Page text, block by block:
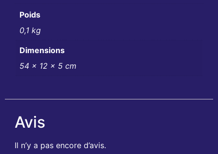
Poids
0,1 kg
Dimensions
54 × 12 × 5 cm
Avis
Il n’y a pas encore d’avis.